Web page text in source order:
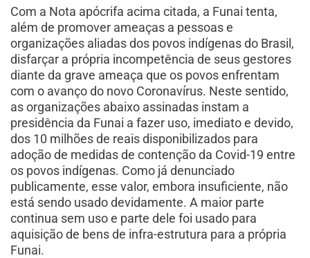
Com a Nota apócrifa acima citada, a Funai tenta,
além de promover ameaças a pessoas e
organizações aliadas dos povos indígenas do Brasil,
disfarçar a própria incompetência de seus gestores
diante da grave ameaça que os povos enfrentam
com o avanço do novo Coronavírus. Neste sentido,
as organizações abaixo assinadas instam a
presidência da Funai a fazer uso, imediato e devido,
dos 10 milhões de reais disponibilizados para
adoção de medidas de contenção da Covid-19 entre
os povos indígenas. Como já denunciado
publicamente, esse valor, embora insuficiente, não
está sendo usado devidamente. A maior parte
continua sem uso e parte dele foi usado para
aquisição de bens de infra-estrutura para a própria
Funai.